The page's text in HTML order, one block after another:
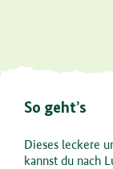
So geht’s
Dieses leckere
kannst du nach